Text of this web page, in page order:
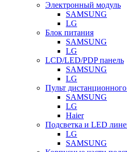
Электронный модуль
SAMSUNG
LG
Блок питания
SAMSUNG
LG
LCD/LED/PDP панель
SAMSUNG
LG
Пульт
SAMSUNG
LG
Haier
Подсветка и LED
LG
SAMSUNG